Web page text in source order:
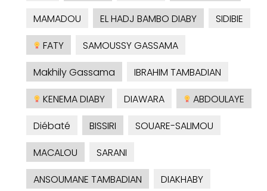
MAMADOU
EL HADJ BAMBO DIABY
SIDIBIE
FATY
SAMOUSSY GASSAMA
Makhily Gassama
IBRAHIM TAMBADIAN
KENEMA DIABY
DIAWARA
ABDOULAYE
Diébaté
BISSIRI
SOUARE-SALIMOU
MACALOU
SARANI
ANSOUMANE TAMBADIAN
DIAKHABY